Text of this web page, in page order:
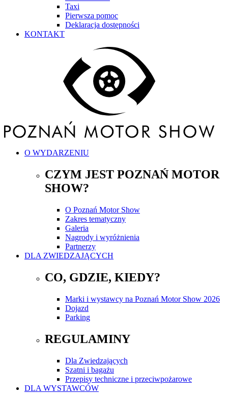
Taxi
Pierwsza pomoc
Deklaracja dostępności
KONTAKT
O WYDARZENIU
CZYM JEST POZNAŃ MOTOR
SHOW?
O Poznań Motor Show
Zakres tematyczny
Galeria
Nagrody i wyróżnienia
Partnerzy
DLA ZWIEDZAJĄCYCH
CO, GDZIE, KIEDY?
Marki i wystawcy na Poznań Motor Show 2026
Dojazd
Parking
REGULAMINY
Dla Zwiedzających
Szatni i bagażu
Przepisy techniczne i przeciwpożarowe
DLA WYSTAWCÓW